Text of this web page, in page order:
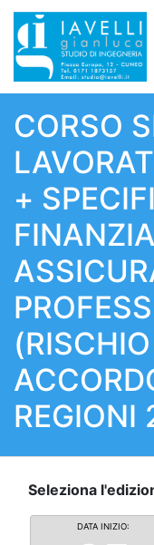
CORSO
+
REGIONI